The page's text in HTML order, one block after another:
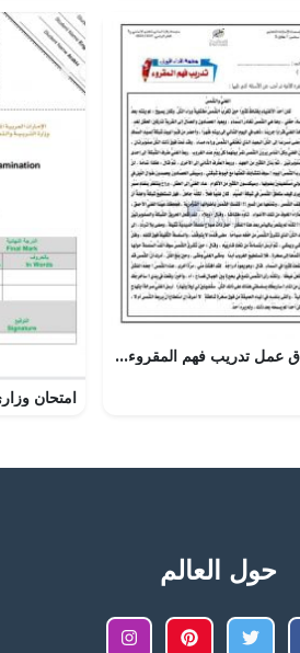
أوراق عمل تدريب فهم المقروء نص الغني والشمس, (لغة عربية) الرابع
حول العالم